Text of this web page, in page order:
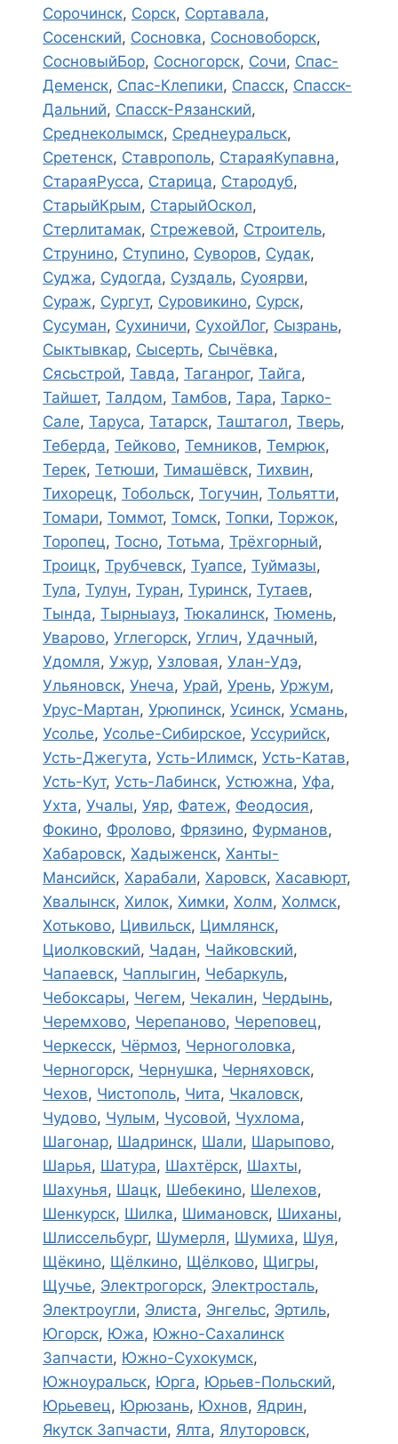
Сорочинск, Сорск, Сортавала,
Сосенский, Сосновка, Сосновоборск,
СосновыйБор, Сосногорск, Сочи, Спас-
Деменск, Спас-Клепики, Спасск, Спасск-
Дальний, Спасск-Рязанский,
Среднеколымск, Среднеуральск,
Сретенск, Ставрополь, СтараяКупавна,
СтараяРусса, Старица, Стародуб,
СтарыйКрым, СтарыйОскол,
Стерлитамак, Стрежевой, Строитель,
Струнино, Ступино, Суворов, Судак,
Суджа, Судогда, Суздаль, Суоярви,
Сураж, Сургут, Суровикино, Сурск,
Сусуман, Сухиничи, СухойЛог, Сызрань,
Сыктывкар, Сысерть, Сычёвка,
Сясьстрой, Тавда, Таганрог, Тайга,
Тайшет, Талдом, Тамбов, Тара, Тарко-
Сале, Таруса, Татарск, Таштагол, Тверь,
Теберда, Тейково, Темников, Темрюк,
Терек, Тетюши, Тимашёвск, Тихвин,
Тихорецк, Тобольск, Тогучин, Тольятти,
Томари, Томмот, Томск, Топки, Торжок,
Торопец, Тосно, Тотьма, Трёхгорный,
Троицк, Трубчевск, Туапсе, Туймазы,
Тула, Тулун, Туран, Туринск, Тутаев,
Тында, Тырныауз, Тюкалинск, Тюмень,
Уварово, Углегорск, Углич, Удачный,
Удомля, Ужур, Узловая, Улан-Удэ,
Ульяновск, Унеча, Урай, Урень, Уржум,
Урус-Мартан, Урюпинск, Усинск, Усмань,
Усолье, Усолье-Сибирское, Уссурийск,
Усть-Джегута, Усть-Илимск, Усть-Катав,
Усть-Кут, Усть-Лабинск, Устюжна, Уфа,
Ухта, Учалы, Уяр, Фатеж, Феодосия,
Фокино, Фролово, Фрязино, Фурманов,
Хабаровск, Хадыженск, Ханты-
Мансийск, Харабали, Харовск, Хасавюрт,
Хвалынск, Хилок, Химки, Холм, Холмск,
Хотьково, Цивильск, Цимлянск,
Циолковский, Чадан, Чайковский,
Чапаевск, Чаплыгин, Чебаркуль,
Чебоксары, Чегем, Чекалин, Чердынь,
Черемхово, Черепаново, Череповец,
Черкесск, Чёрмоз, Черноголовка,
Черногорск, Чернушка, Черняховск,
Чехов, Чистополь, Чита, Чкаловск,
Чудово, Чулым, Чусовой, Чухлома,
Шагонар, Шадринск, Шали, Шарыпово,
Шарья, Шатура, Шахтёрск, Шахты,
Шахунья, Шацк, Шебекино, Шелехов,
Шенкурск, Шилка, Шимановск, Шиханы,
Шлиссельбург, Шумерля, Шумиха, Шуя,
Щёкино, Щёлкино, Щёлково, Щигры,
Щучье, Электрогорск, Электросталь,
Электроугли, Элиста, Энгельс, Эртиль,
Югорск, Южа, Южно-Сахалинск
Запчасти, Южно-Сухокумск,
Южноуральск, Юрга, Юрьев-Польский,
Юрьевец, Юрюзань, Юхнов, Ядрин,
Якутск Запчасти, Ялта, Ялуторовск,